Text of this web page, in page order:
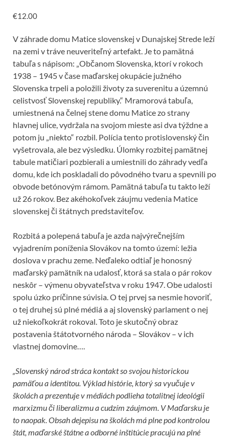
€12.00
V záhrade domu Matice slovenskej v Dunajskej Strede leží
na zemi v tráve neuveriteľný artefakt. Je to pamätná
tabuľa s nápisom: „Občanom Slovenska, ktorí v rokoch
1938 – 1945 v čase maďarskej okupácie južného
Slovenska trpeli a položili životy za suverenitu a územnú
celistvosť Slovenskej republiky.“ Mramorová tabuľa,
umiestnená na čelnej stene domu Matice zo strany
hlavnej ulice, vydržala na svojom mieste asi dva týždne a
potom ju „niekto“ rozbil. Polícia tento protislovenský čin
vyšetrovala, ale bez výsledku. Úlomky rozbitej pamätnej
tabule matičiari pozbierali a umiestnili do záhrady vedľa
domu, kde ich poskladali do pôvodného tvaru a spevnili po
obvode betónovým rámom. Pamätná tabuľa tu takto leží
už 26 rokov. Bez akéhokoľvek záujmu vedenia Matice
slovenskej či štátnych predstaviteľov.
Rozbitá a polepená tabuľa je azda najvýrečnejším
vyjadrením poníženia Slovákov na tomto území: ležia
doslova v prachu zeme. Neďaleko odtiaľ je honosný
maďarský pamätník na udalosť, ktorá sa stala o pár rokov
neskôr – výmenu obyvateľstva v roku 1947. Obe udalosti
spolu úzko príčinne súvisia. O tej prvej sa nesmie hovoriť,
o tej druhej sú plné médiá a aj slovenský parlament o nej
už niekoľkokrát rokoval. Toto je skutočný obraz
postavenia štátotvorného národa – Slovákov – v ich
vlastnej domovine….
„Slovenský národ stráca kontakt so svojou historickou
pamäťou a identitou. Výklad histórie, ktorý sa vyučuje v
školách a prezentuje v médiách podlieha totalitnej ideológii
marxizmu či liberalizmu a cudzím záujmom. V Maďarsku je
to naopak. Obsah dejepisu na školách má plne pod kontrolou
štát, maďarské štátne a odborné inštitúcie pracujú na plné